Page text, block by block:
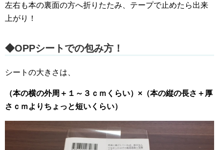
左右も本の裏面の方へ折りたたみ、テープで止めたら出来
上がり！
◆OPPシートでの包み方！
シートの大きさは、
（本の横の外周＋１～３ｃｍくらい）×（本の縦の長さ＋厚
さｃｍよりちょっと短いくらい）